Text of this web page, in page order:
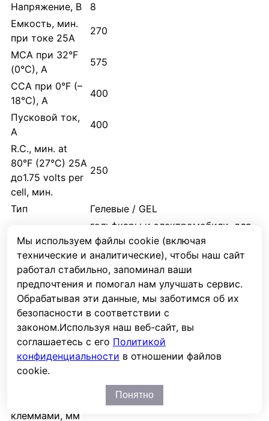
Мы используем файлы cookie (включая
технические и аналитические), чтобы наш сайт
работал стабильно, запоминал ваши
предпочтения и помогал нам улучшать сервис.
Обрабатывая эти данные, мы заботимся об их
безопасности в соответствии с
законом.Используя наш веб-сайт, вы
соглашаетесь с его Политикой
конфиденциальности в отношении файлов
cookie.
Понятно
Напряжение, В
8
Емкость, мин.
при токе 25А
270
MCA при 32°F
(0°C), А
575
CCA при 0°F (–
18°C), A
400
Пусковой ток,
А
400
R.C., мин. at
80°F (27°C) 25A
до1.75 volts per
cell, мин.
250
Тип Гелевые / GEL
Назначение
гольфкары и электромобили, для
автодома, ИБП, лодочные /
MARINE, поломоечные машины,
стартерный, тяговый
Комментарий
DOMINATOR
Фронт-
терминальные
Нет
BCI Group No.
GC8
Длина, мм
Ширина, мм
276
клеммами, мм
276